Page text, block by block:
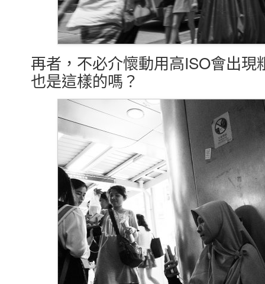
再者，不必介懷動用高ISO會出
也是這樣的嗎？